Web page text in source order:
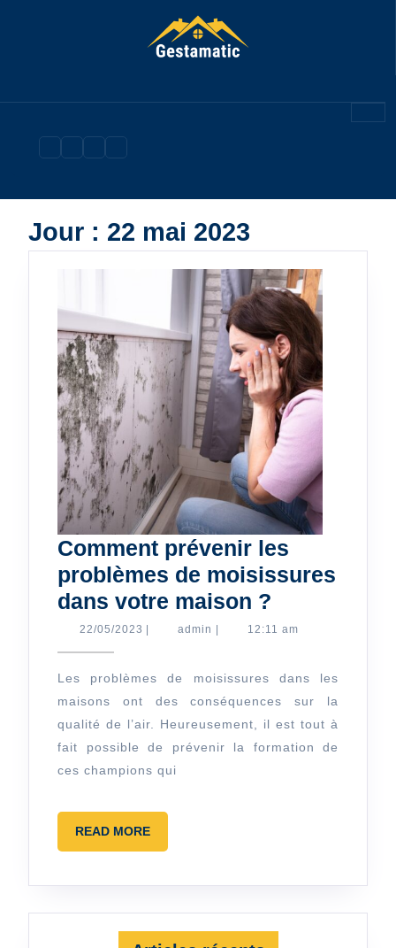
Jour : 22 mai 2023
Comment prévenir les
problèmes de moisissures
dans votre maison ?
prévenir
problèmes
de
dans
22/05/2023 22/05/2023
| admin admin
| 12:11 am
Les problèmes de moisissures dans les
maisons ont des conséquences sur la
qualité de l’air. Heureusement, il est tout à
fait possible de prévenir la formation de
ces champions qui
READ MOREREAD
MORE